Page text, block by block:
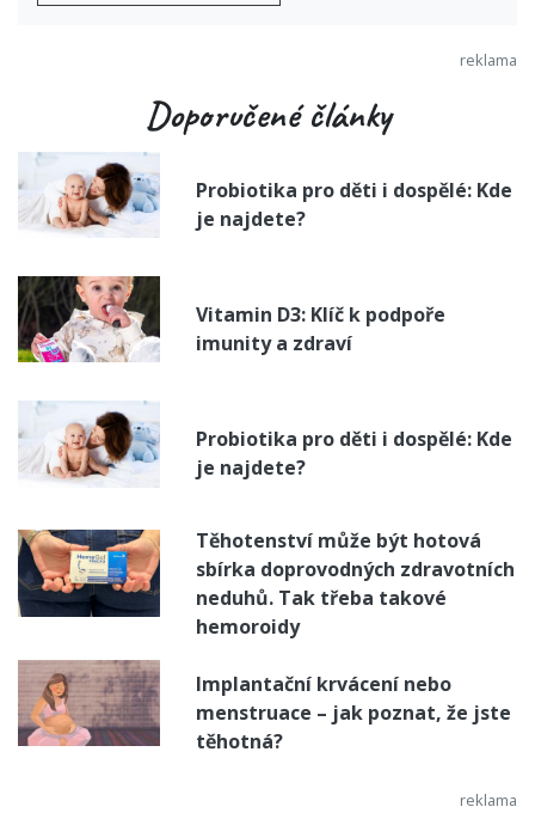
Doporučené články
Probiotika pro děti i dospělé: Kde
je najdete?
Vitamin D3: Klíč k podpoře
imunity a zdraví
Probiotika pro děti i dospělé: Kde
je najdete?
Těhotenství může být hotová
sbírka doprovodných zdravotních
neduhů. Tak třeba takové
hemoroidy
Implantační krvácení nebo
menstruace – jak poznat, že jste
těhotná?